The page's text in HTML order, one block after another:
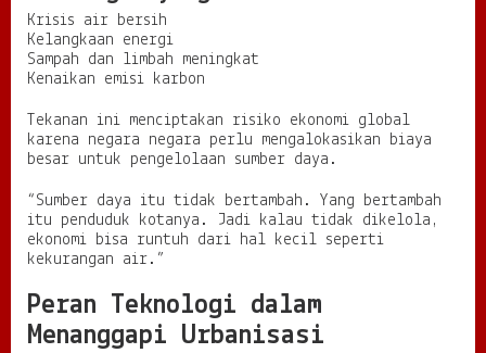
Krisis air bersih
Kelangkaan energi
Sampah dan limbah meningkat
Kenaikan emisi karbon
Tekanan ini menciptakan risiko ekonomi global
karena negara negara perlu mengalokasikan biaya
besar untuk pengelolaan sumber daya.
“Sumber daya itu tidak bertambah. Yang bertambah
itu penduduk kotanya. Jadi kalau tidak dikelola,
ekonomi bisa runtuh dari hal kecil seperti
kekurangan air.”
Peran Teknologi dalam
Menanggapi Urbanisasi